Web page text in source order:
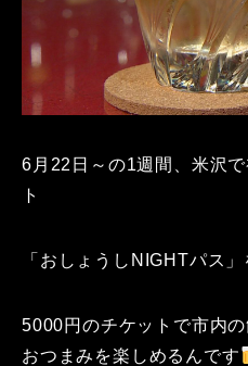
6月22日～の1週間、米沢
ト
「おしょうしNIGHTパス」
5000円のチケットで市内
おつまみを楽しめるんです